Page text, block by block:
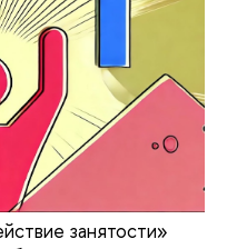
занятости»